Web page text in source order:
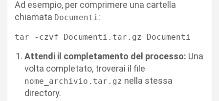
Ad esempio, per comprimere una cartella
chiamata Documenti:
tar -czvf Documenti.tar.gz Documenti
Attendi il completamento del processo: Una
volta completato, troverai il file
nome_archivio.tar.gz nella stessa
directory.